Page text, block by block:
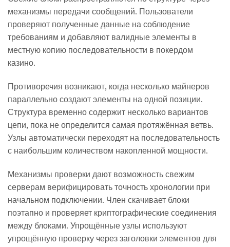
механизмы передачи сообщений. Пользователи
проверяют полученные данные на соблюдение
требованиям и добавляют валидные элементы в
местную копию последовательности в покердом
казино.
Противоречия возникают, когда несколько майнеров
параллельно создают элементы на одной позиции.
Структура временно содержит несколько вариантов
цепи, пока не определится самая протяжённая ветвь.
Узлы автоматически переходят на последовательность
с наибольшим количеством накопленной мощности.
Механизмы проверки дают возможность свежим
серверам верифицировать точность хронологии при
начальном подключении. Член скачивает блоки
поэтапно и проверяет криптографические соединения
между блоками. Упрощённые узлы используют
упрощённую проверку через заголовки элементов для